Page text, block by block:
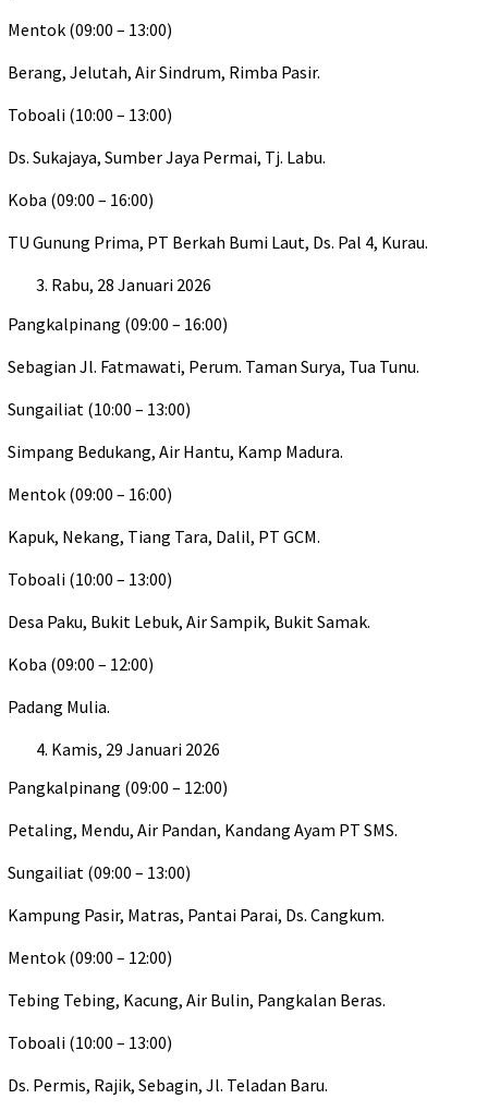
Mentok (09:00 – 13:00)
Berang, Jelutah, Air Sindrum, Rimba Pasir.
Toboali (10:00 – 13:00)
Ds. Sukajaya, Sumber Jaya Permai, Tj. Labu.
Koba (09:00 – 16:00)
TU Gunung Prima, PT Berkah Bumi Laut, Ds. Pal 4, Kurau.
Rabu, 28 Januari 2026
Pangkalpinang (09:00 – 16:00)
Sebagian Jl. Fatmawati, Perum. Taman Surya, Tua Tunu.
Sungailiat (10:00 – 13:00)
Simpang Bedukang, Air Hantu, Kamp Madura.
Mentok (09:00 – 16:00)
Kapuk, Nekang, Tiang Tara, Dalil, PT GCM.
Toboali (10:00 – 13:00)
Desa Paku, Bukit Lebuk, Air Sampik, Bukit Samak.
Koba (09:00 – 12:00)
Padang Mulia.
Kamis, 29 Januari 2026
Pangkalpinang (09:00 – 12:00)
Petaling, Mendu, Air Pandan, Kandang Ayam PT SMS.
Sungailiat (09:00 – 13:00)
Kampung Pasir, Matras, Pantai Parai, Ds. Cangkum.
Mentok (09:00 – 12:00)
Tebing Tebing, Kacung, Air Bulin, Pangkalan Beras.
Toboali (10:00 – 13:00)
Ds. Permis, Rajik, Sebagin, Jl. Teladan Baru.